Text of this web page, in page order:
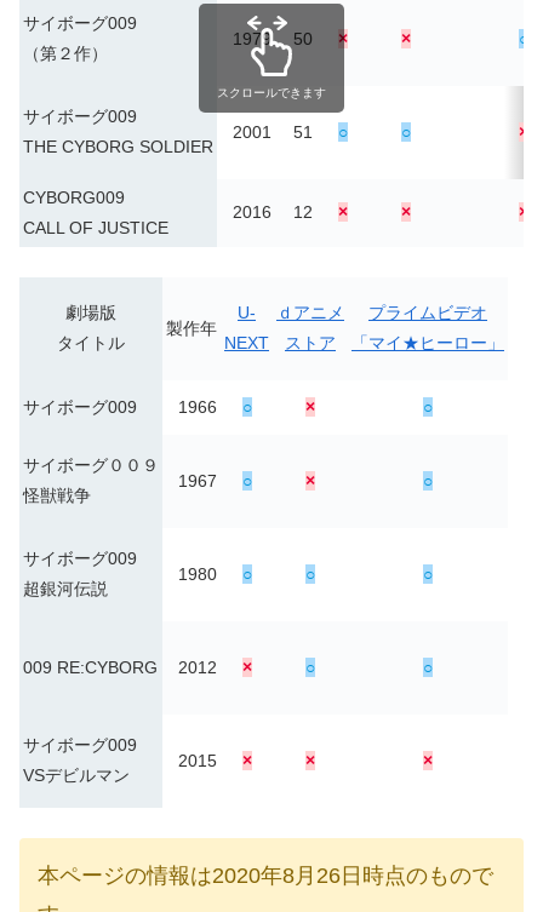
サイボーグ009
（第２作）
1979 50 × × ○
サイボーグ009
THE CYBORG SOLDIER
2001 51 ○ ○ ×
CYBORG009
CALL OF JUSTICE
2016 12 × × ×
スクロールできます
劇場版
タイトル
製作年
U-
NEXT
ｄアニメ
ストア
プライムビデオ
「マイ★ヒーロー」
サイボーグ009 1966 ○ × ○
サイボーグ００９
怪獣戦争
1967 ○ × ○
サイボーグ009
超銀河伝説
1980 ○ ○ ○
009 RE:CYBORG 2012 × ○ ○
サイボーグ009
VSデビルマン
2015 × × ×
本ページの情報は2020年8月26日時点のもので